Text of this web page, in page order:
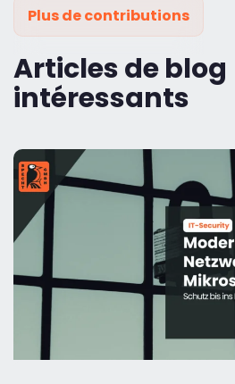
Plus de contributions
Articles de blog
intéressants